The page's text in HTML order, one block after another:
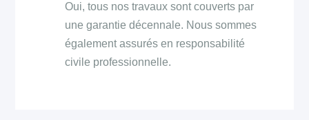
Oui, tous nos travaux sont couverts par
une garantie décennale. Nous sommes
également assurés en responsabilité
civile professionnelle.